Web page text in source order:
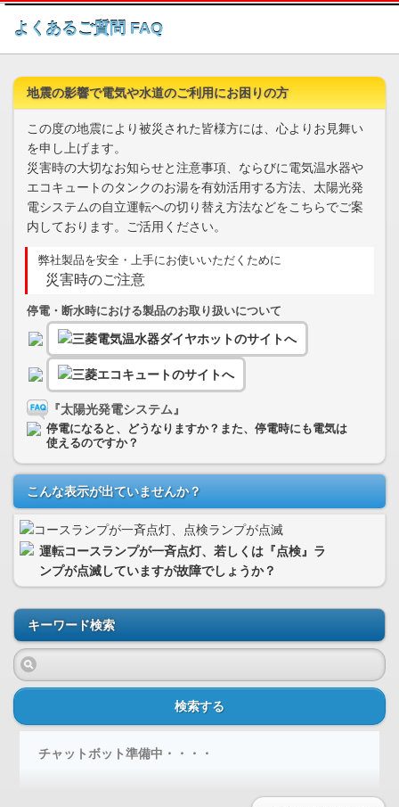
このページの本文へ
よくあるご質問 FAQ
地震の影響で電気や水道のご利用にお困りの方
この度の地震により被災された皆様方には、心よりお見舞い
を申し上げます。
災害時の大切なお知らせと注意事項、ならびに電気温水器や
エコキュートのタンクのお湯を有効活用する方法、太陽光発
電システムの自立運転への切り替え方法などをこちらでご案
内しております。ご活用ください。
弊社製品を安全・上手にお使いいただくために
災害時のご注意
停電・断水時における製品のお取り扱いについて
『太陽光発電システム』
停電になると、どうなりますか？また、停電時にも電気は
使えるのですか？
こんな表示が出ていませんか？
運転コースランプが一斉点灯、若しくは『点検』ラ
ンプが点滅していますが故障でしょうか？
キーワード検索
検索する
チャットボット準備中・・・・